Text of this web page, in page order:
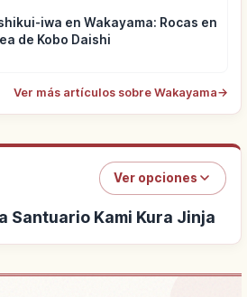
iwa en Wakayama: Rocas en
de Kobo Daishi
Ver más artículos sobre Wakayama→
Ver opciones
Santuario Kami Kura Jinja